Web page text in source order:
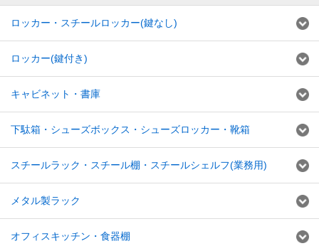
ロッカー・スチールロッカー(鍵なし)
ロッカー(鍵付き)
キャビネット・書庫
下駄箱・シューズボックス・シューズロッカー・靴箱
スチールラック・スチール棚・スチールシェルフ(業務用)
メタル製ラック
オフィスキッチン・食器棚